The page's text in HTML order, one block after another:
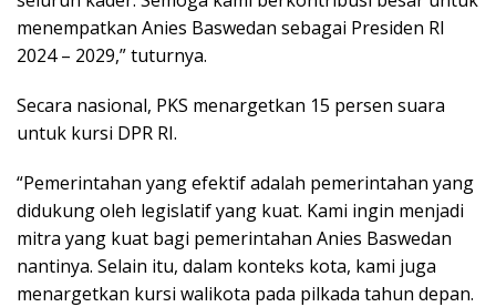
menempatkan Anies Baswedan sebagai Presiden RI
2024 – 2029,” tuturnya.
Secara nasional, PKS menargetkan 15 persen suara
untuk kursi DPR RI.
“Pemerintahan yang efektif adalah pemerintahan yang
didukung oleh legislatif yang kuat. Kami ingin menjadi
mitra yang kuat bagi pemerintahan Anies Baswedan
nantinya. Selain itu, dalam konteks kota, kami juga
menargetkan kursi walikota pada pilkada tahun depan.